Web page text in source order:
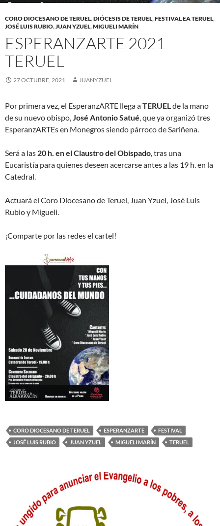
CORO DIOCESANO DE TERUEL,DIÓCESIS DE TERUEL,FESTIVAL EA TERUEL,
JOSÉ LUIS RUBIO,JUAN YZUEL,MIGUELI MARÍN
ESPERANZARTE 2021
TERUEL
27 OCTUBRE, 2021 JUANYZUEL
Por primera vez, el EsperanzARTE llega aTERUELde la mano
de su nuevo obispo,José Antonio Satué, que ya organizó tres
EsperanzARTEs en Monegros siendo párroco de Sariñena.
Será a las 20 h. en el Claustro del Obispado, tras una
Eucaristía para quienes deseen acercarse antes a las 19 h. en la
Catedral.
Actuará el Coro Diocesano de Teruel, Juan Yzuel, José Luis
Rubio y Migueli.
¡Comparte por las redes el cartel!
CORO DIOCESANO DE TERUEL ESPERANZARTE
FESTIVAL
JOSÉ LUIS RUBIO
JUAN YZUEL MIGUELI MARÍN TERUEL